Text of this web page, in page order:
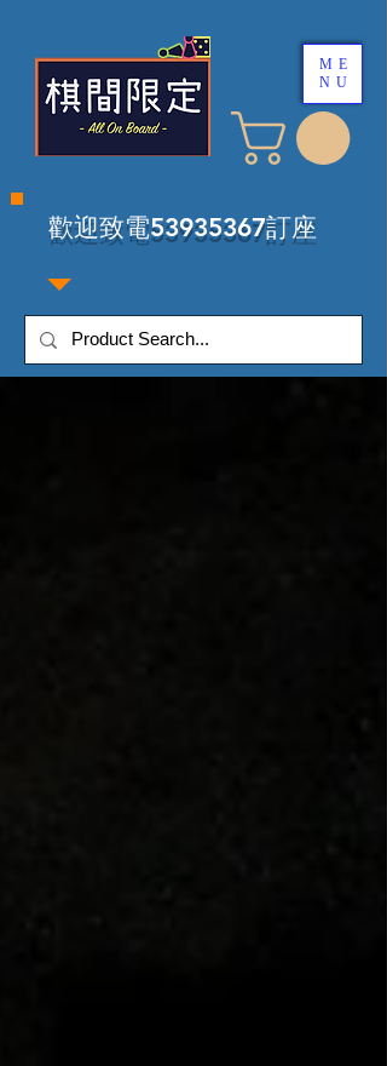
​歡迎致電53935367訂座
ME
NU